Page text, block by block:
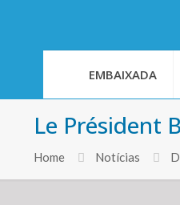
EMBAIXADA
Le Président
Home Notícias